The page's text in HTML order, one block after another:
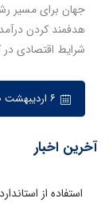
جهان برای مسیر
هدفمند کردن
شرایط اقتصادی
آخرین اخبار